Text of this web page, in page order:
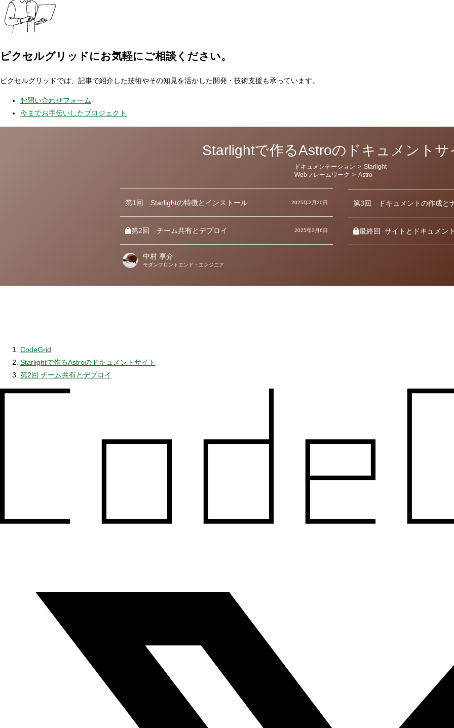
ピクセルグリッドにお気軽にご相談ください。
ピクセルグリッドでは、記事で紹介した技術やその知見を活かした開発・技術支援も承っています。
お問い合わせフォーム
今までお手伝いしたプロジェクト
Starlightで作るAstroのドキュメントサ
カ
テ
リ
ドキュメンテーション > Starlight
Webフレームワーク > Astro
第1回 Starlightの特徴とインストール 2025年2月20日
第2回 チーム共有とデプロイ 2025年3月6日
第3回 ドキュメントの作成と
最終回 サイトとドキュメン
著
中村 享介
モダンフロントエンド・エンジニア
CodeGrid
Starlightで作るAstroのドキュメントサイト
第2回 チーム共有とデプロイ